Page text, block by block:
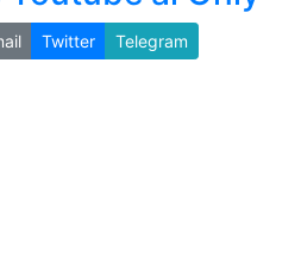
Twitter Telegram